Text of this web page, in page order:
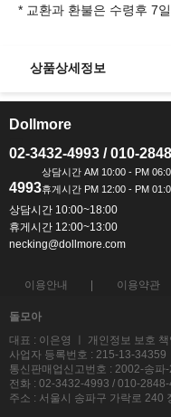
상품상세정보
Dollmore
02-3432-4993 / 010-
4993
상담시간 10:00~18:00
휴게시간 12:00~13:00
necking@dollmore.com
이용안내 이용약관
돌모아
대표 : 이은영 ㅣ 개인정보 보호
사업자 등록번호 : 215-13-34359
통신판매업신고번호 : 2002-송파
전화 : 02-3432-4993 / 010-
주소 : 서울시 송파구 가락로 240